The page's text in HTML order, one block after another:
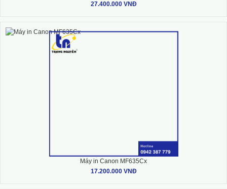
27.400.000 VNĐ
Máy in Canon MF635Cx
17.200.000 VNĐ